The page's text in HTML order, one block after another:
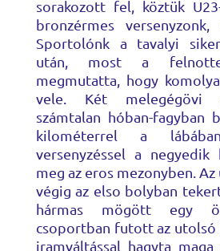
sorakozott fel, köztük
bronzérmes versenyzonk,
Sportolónk a tavalyi
után, most a
megmutatta, hogy
vele. Két melegégövi
számtalan hóban-fagyban
kilométerrel a
versenyzéssel a negyedik
meg az eros mezonyben.
végig az elso bolyban
hármas mögött egy
csoportban futott az utolsó
iramváltással hagyta